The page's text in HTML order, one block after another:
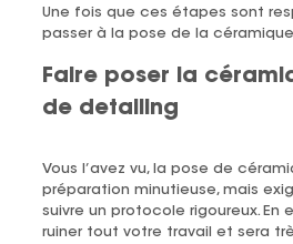
Une fois que ces étapes sont
passer à la pose de la
Faire poser la
de detailing
Vous l’avez vu, la pose de
préparation minutieuse, mais
suivre un protocole rigoureux. En
ruiner tout votre travail et sera